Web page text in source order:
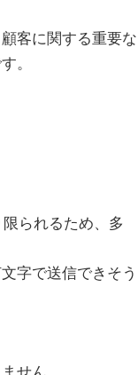
客に関する重要な
。
られるため、多
字で送信できそう